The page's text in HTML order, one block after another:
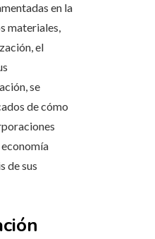
en la
materiales,
el
se
de cómo
de sus